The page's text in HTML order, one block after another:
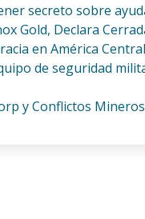
secreto sobre
Gold, Declara
en América Central
de seguridad
y Conflictos